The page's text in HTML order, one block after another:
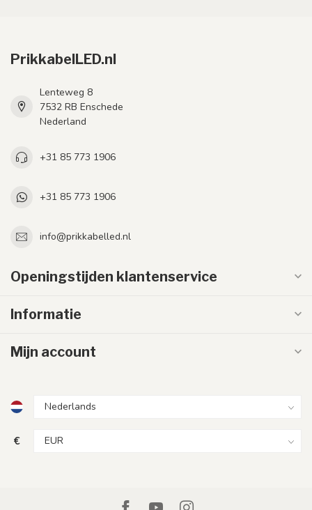
PrikkabelLED.nl
Lenteweg 8
7532 RB Enschede
Nederland
+31 85 773 1906
+31 85 773 1906
info@prikkabelled.nl
Openingstijden klantenservice
Informatie
Mijn account
€